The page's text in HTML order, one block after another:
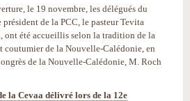
le 19 novembre, les délégués du
président de la PCC, le pasteur Tevita
ont été accueillis selon la tradition de la
coutumier de la Nouvelle-Calédonie, en
de la Nouvelle-Calédonie, M. Roch
la Cevaa délivré lors de la 12e